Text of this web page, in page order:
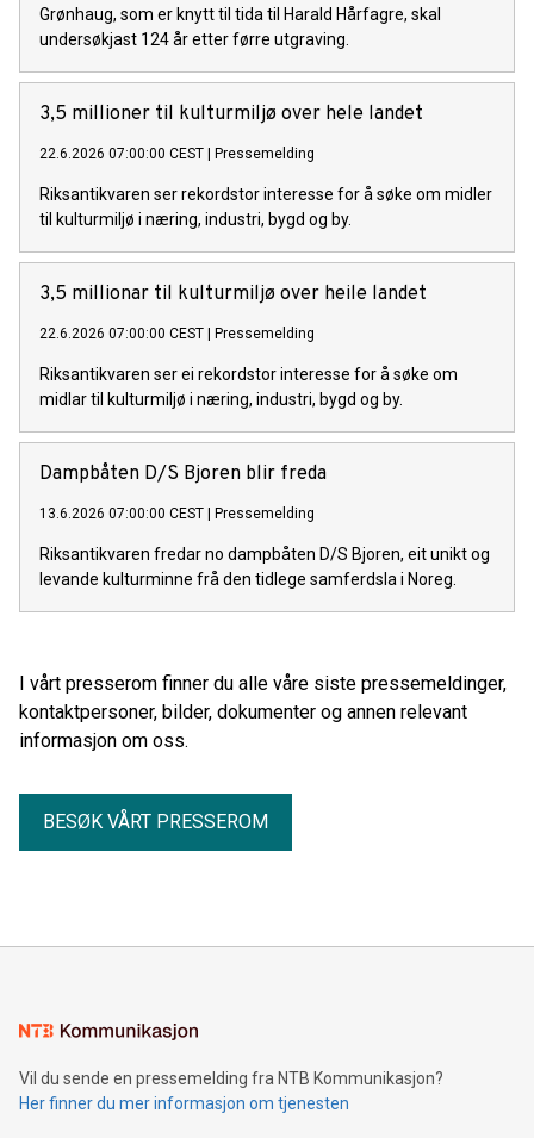
Grønhaug, som er knytt til tida til Harald Hårfagre, skal
undersøkjast 124 år etter førre utgraving.
3,5 millioner til kulturmiljø over hele landet
22.6.2026 07:00:00 CEST | Pressemelding
Riksantikvaren ser rekordstor interesse for å søke om midler
til kulturmiljø i næring, industri, bygd og by.
3,5 millionar til kulturmiljø over heile landet
22.6.2026 07:00:00 CEST | Pressemelding
Riksantikvaren ser ei rekordstor interesse for å søke om
midlar til kulturmiljø i næring, industri, bygd og by.
Dampbåten D/S Bjoren blir freda
13.6.2026 07:00:00 CEST | Pressemelding
Riksantikvaren fredar no dampbåten D/S Bjoren, eit unikt og
levande kulturminne frå den tidlege samferdsla i Noreg.
I vårt presserom finner du alle våre siste pressemeldinger,
kontaktpersoner, bilder, dokumenter og annen relevant
informasjon om oss.
BESØK VÅRT PRESSEROM
Vil du sende en pressemelding fra NTB Kommunikasjon?
Her finner du mer informasjon om tjenesten